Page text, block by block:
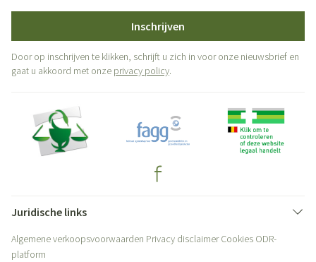
Inschrijven
Door op inschrijven te klikken, schrijft u zich in voor onze nieuwsbrief en
gaat u akkoord met onze privacy policy.
Juridische links
Algemene verkoopsvoorwaarden Privacy disclaimer Cookies ODR-
platform